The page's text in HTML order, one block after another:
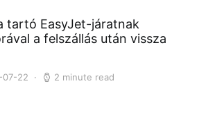
tartó EasyJet-járatnak
a felszállás után vissza
07-22 2 minute read